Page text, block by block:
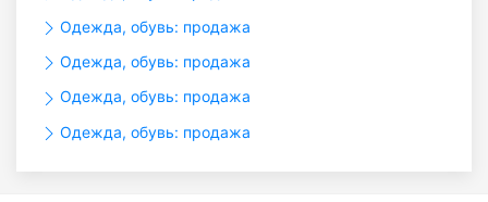
Одежда, обувь: продажа
Одежда, обувь: продажа
Одежда, обувь: продажа
Одежда, обувь: продажа